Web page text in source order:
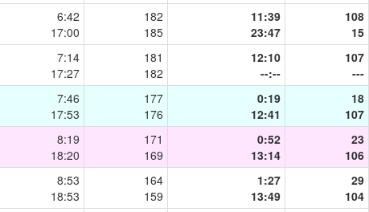
6:42
17:00
182
185
11:39
23:47
108
15
7:14
17:27
181
182
12:10
--:--
107
---
7:46
17:53
177
176
0:19
12:41
18
107
8:19
18:20
171
169
0:52
13:14
23
106
8:53
18:53
164
159
1:27
13:49
29
104